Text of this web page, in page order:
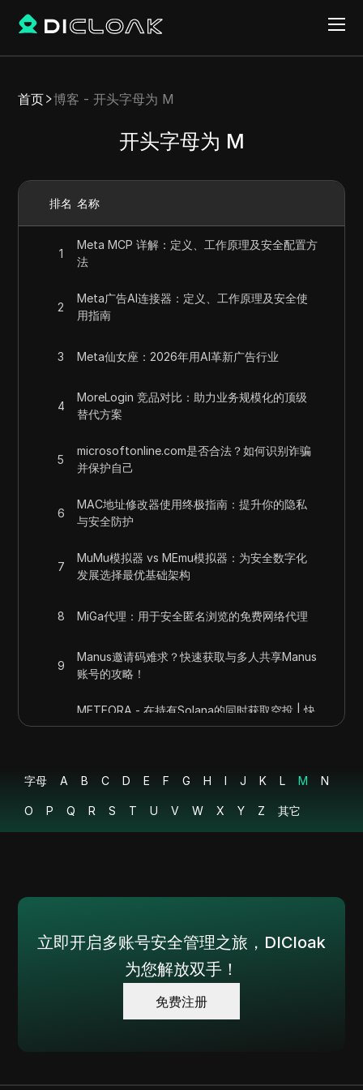
首页 博客 - 开头字母为 M
开头字母为 M
排名 名称
1
Meta MCP 详解：定义、工作原理及安全配置方
法
2
Meta广告AI连接器：定义、工作原理及安全使
用指南
3 Meta仙女座：2026年用AI革新广告行业
4
MoreLogin 竞品对比：助力业务规模化的顶级
替代方案
5
microsoftonline.com是否合法？如何识别诈骗
并保护自己
6
MAC地址修改器使用终极指南：提升你的隐私
与安全防护
7
MuMu模拟器 vs MEmu模拟器：为安全数字化
发展选择最优基础架构
8 MiGa代理：用于安全匿名浏览的免费网络代理
9
Manus邀请码难求？快速获取与多人共享Manus
账号的攻略！
METEORA - 在持有Solana的同时获取空投 | 快
速指南教程
现和上市（不要忽视这个项目）
字母 A B C D E F G H I J K L M N
O P Q R S T U V W X Y Z 其它
立即开启多账号安全管理之旅，DICloak
为您解放双手！
免费注册